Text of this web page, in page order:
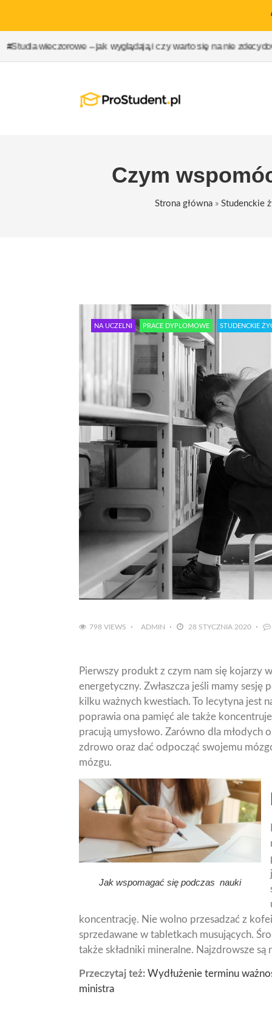
– jak wyglądają i czy warto się na nie zdecydować? #Studia
Czym
Strona główna» Studenckie
NA UCZELNI PRACE DYPLOMOWE STUDENCKIE
798 VIEWS ADMIN 28 STYCZNIA 2020
Pierwszy produkt z czym nam się kojarzy
energetyczny. Zwłaszcza jeśli mamy
kilku ważnych kwestiach. To lecytyna jest
poprawia ona pamięć ale także
pracują umysłowo. Zarówno dla młodych
zdrowo oraz dać odpocząć swojemu
mózgu.
Jak wspomagać się podczas nauki
koncentrację. Nie wolno przesadzać z
sprzedawane w tabletkach musujących.
także składniki mineralne. Najzdrowsze są
Przeczytaj też: Wydłużenie terminu
ministra